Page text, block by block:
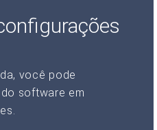
você pode
software em